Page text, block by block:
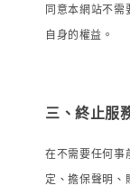
同意本網站不
自身的權益。
三、終止服
在不需要任何事
定、擔保聲明